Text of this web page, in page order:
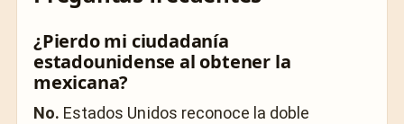
¿Pierdo mi ciudadanía
estadounidense al obtener la
mexicana?
No. Estados Unidos reconoce la doble